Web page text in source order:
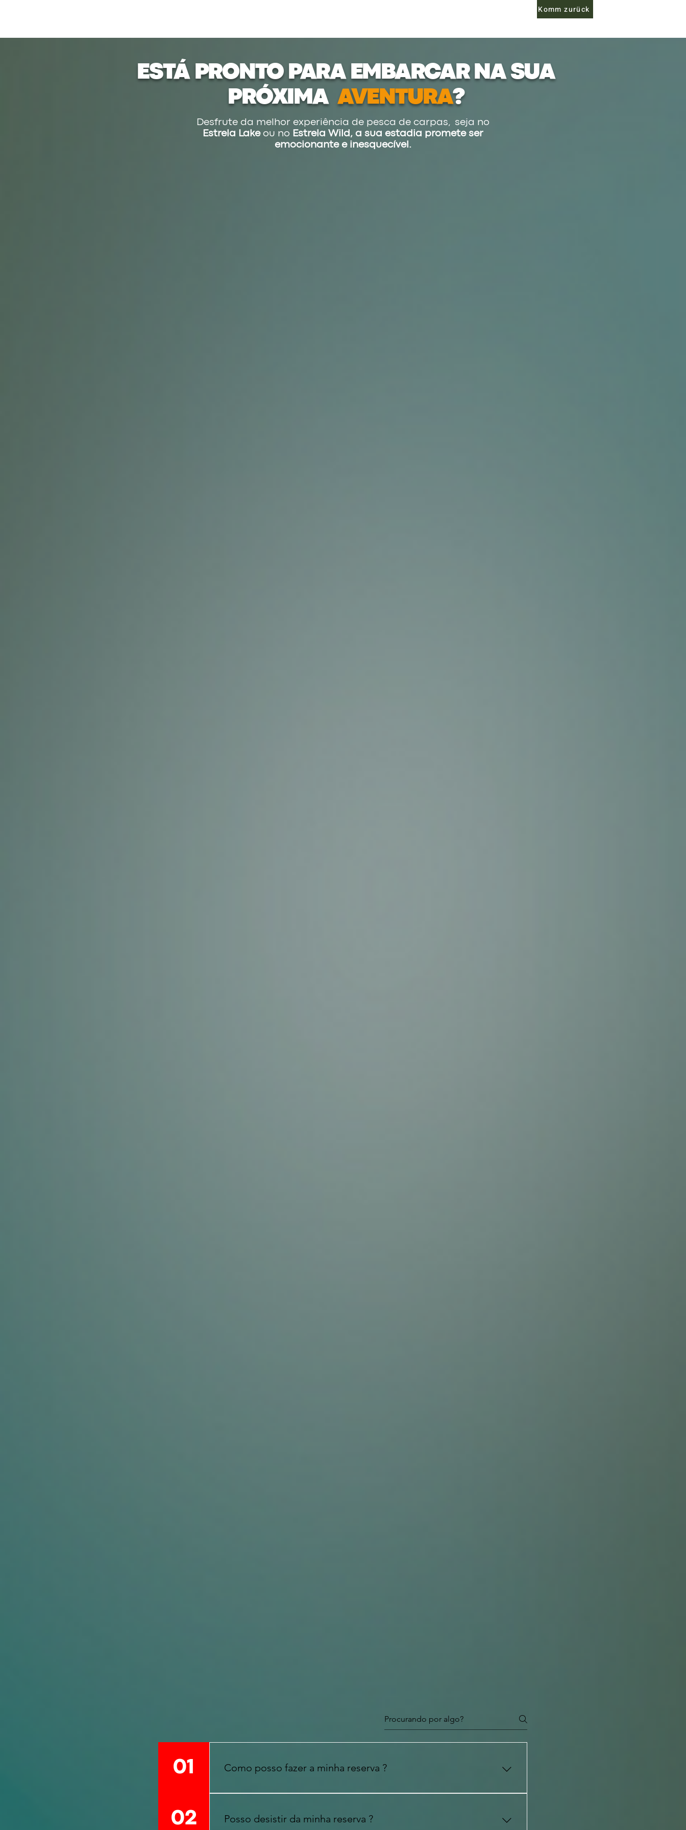
Komm zurück
ESTÁ PRONTO PARA EMBARCAR NA SUA
PRÓXIMA AVENTURA?
Desfrute da melhor experiência de pesca de carpas, seja no
Estrela Lake ou no Estrela Wild, a sua estadia promete ser
emocionante e inesquecível.
01 Como posso fazer a minha reserva ?
desejada; 3º - Efetue o pagamento para garantir a sua reserva no Estrela
02 Posso desistir da minha reserva ?